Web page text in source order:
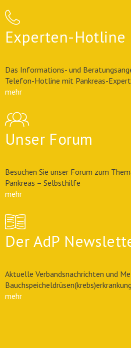
Experten-Hotline
Das Informations- und
Telefon-Hotline mit Pankreas-
mehr
Unser Forum
Besuchen Sie unser Forum zum
Pankreas – Selbsthilfe
mehr
Der AdP
Aktuelle Verbandsnachrichten und
mehr